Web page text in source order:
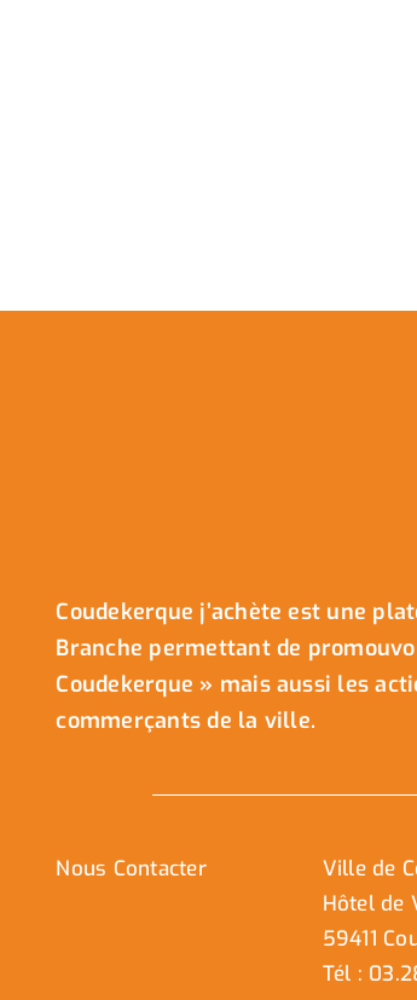
Coudekerque j’achète est une
Branche permettant de
Coudekerque » mais aussi les
commerçants de la ville.
Nous Contacter
Ville de
Hôtel de
59411
Tél :